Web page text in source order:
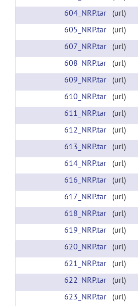
604_NRP.tar(url)
605_NRP.tar(url)
607_NRP.tar(url)
608_NRP.tar(url)
609_NRP.tar(url)
610_NRP.tar(url)
611_NRP.tar(url)
612_NRP.tar(url)
613_NRP.tar(url)
614_NRP.tar(url)
616_NRP.tar(url)
617_NRP.tar(url)
618_NRP.tar(url)
619_NRP.tar(url)
620_NRP.tar(url)
621_NRP.tar(url)
622_NRP.tar(url)
623_NRP.tar(url)